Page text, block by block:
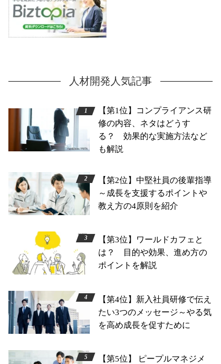
人材開発人気記事
【第1位】コンプライアンス研
修の内容、ネタはどうす
る？ 効果的な実施方法など
も解説
【第2位】中堅社員の後輩指導
～成長を支援するポイントや
教え方の4原則を紹介
【第3位】ワールドカフェと
は？ 目的や効果、進め方の
ポイントを解説
【第4位】新入社員研修で伝え
たい3つのメッセージ～やる気
を高め成長を促すために
【第5位】 ピープルマネジメ